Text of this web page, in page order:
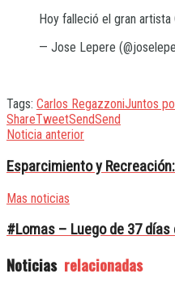
Hoy falleció el gran
— Jose Lepere
Tags: Carlos RegazzoniJuntos
ShareTweetSendSend
Noticia anterior
Esparcimiento y
Mas noticias
#Lomas – Luego de 37
Noticias relacionadas